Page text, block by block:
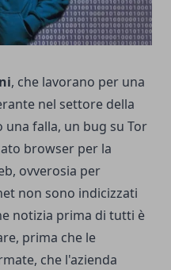
, che lavorano per una
nel settore della
una falla, un bug su Tor
browser per la
ovverosia per
non sono indicizzati
notizia prima di tutti è
prima che le
che l'azienda